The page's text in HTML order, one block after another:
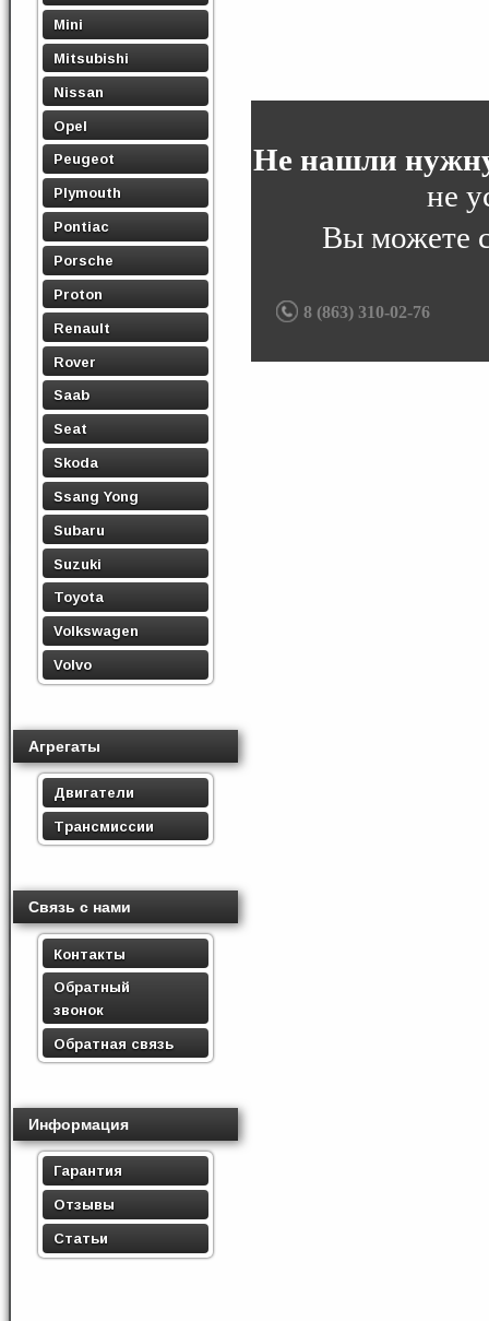
Mini
Mitsubishi
Nissan
Opel
Peugeot
Plymouth
Pontiac
Porsche
Proton
Renault
Rover
Saab
Seat
Skoda
Ssang Yong
Subaru
Suzuki
Toyota
Volkswagen
Volvo
Агрегаты
Двигатели
Трансмиссии
Связь с нами
Контакты
Обратный
звонок
Обратная связь
Информация
Гарантия
Отзывы
Статьи
Не нашли
не
Вы можете
8 (863) 310-02-76